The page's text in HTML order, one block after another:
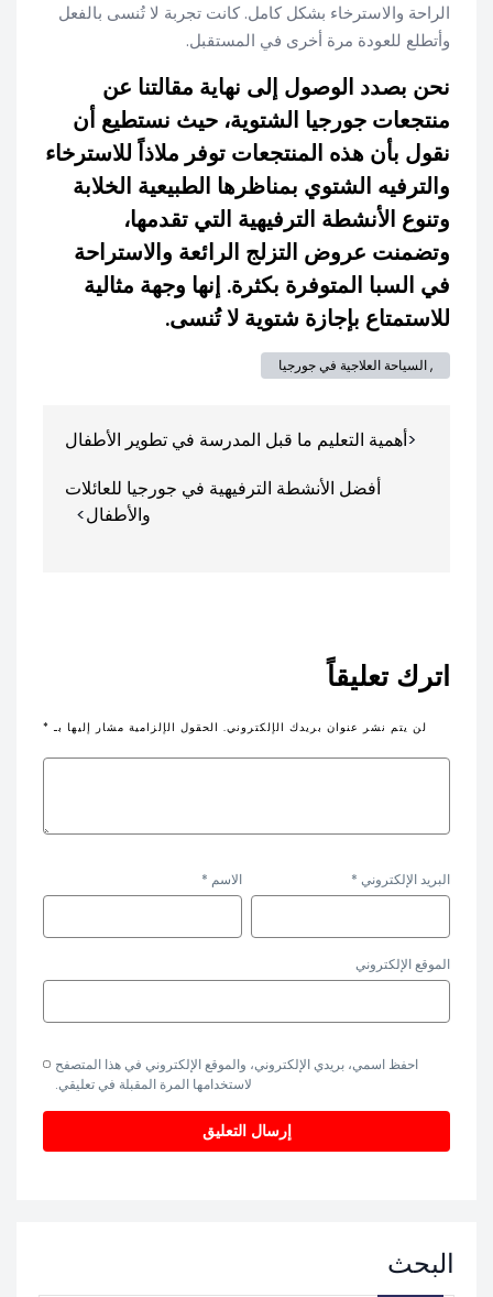
الراحة والاسترخاء بشكل كامل. كانت تجربة لا تُنسى بالفعل
وأتطلع للعودة مرة أخرى في المستقبل.
نحن بصدد الوصول إلى نهاية مقالتنا عن
منتجعات جورجيا الشتوية، حيث نستطيع أن
نقول بأن هذه المنتجعات توفر ملاذاً للاسترخاء
والترفيه الشتوي بمناظرها الطبيعية الخلابة
وتنوع الأنشطة الترفيهية التي تقدمها،
وتضمنت عروض التزلج الرائعة والاستراحة
في السبا المتوفرة بكثرة. إنها وجهة مثالية
للاستمتاع بإجازة شتوية لا تُنسى.
, السياحة العلاجية في جورجيا
المقالاتأهمية التعليم ما قبل المدرسة في تطوير الأطفال
أفضل الأنشطة الترفيهية في جورجيا للعائلات
والأطفال
اترك تعليقاً
لن يتم نشر عنوان بريدك الإلكتروني. الحقول الإلزامية مشار إليها بـ *
الاسم * البريد الإلكتروني *
الموقع الإلكتروني
احفظ اسمي، بريدي الإلكتروني، والموقع الإلكتروني في هذا المتصفح
لاستخدامها المرة المقبلة في تعليقي.
البحث